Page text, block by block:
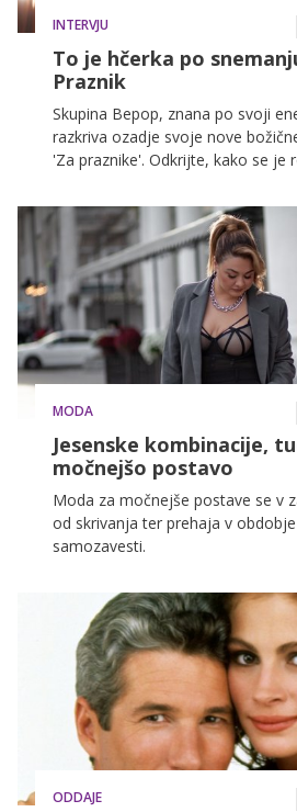
INTERVJU
To je hčerka po
Praznik
Skupina Bepop, znana po svoji
razkriva ozadje svoje nove
'Za praznike'. Odkrijte, kako se je
so dekleta s pomočjo hčerk
videospot. Spregovorile so tudi o
kakšne želje imajo za praznični čas.
MODA
Jesenske kombinacije,
močnejšo postavo
Moda za močnejše postave se v
od skrivanja ter prehaja v
samozavesti.
ODDAJE